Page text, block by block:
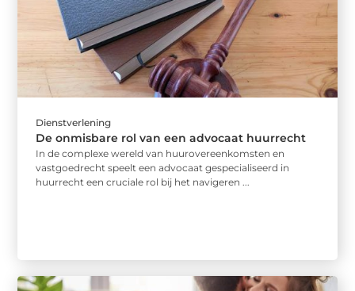
Dienstverlening
De onmisbare rol van een advocaat huurrecht
In de complexe wereld van huurovereenkomsten en
vastgoedrecht speelt een advocaat gespecialiseerd in
huurrecht een cruciale rol bij het navigeren ...